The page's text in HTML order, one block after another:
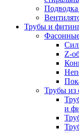
Подводка
Трубы и
Z-
Трубы из
и